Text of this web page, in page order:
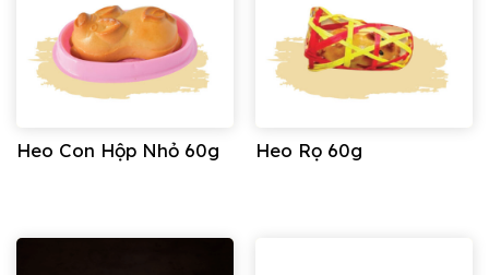
Heo Con Hộp Nhỏ 60g Heo Rọ 60g